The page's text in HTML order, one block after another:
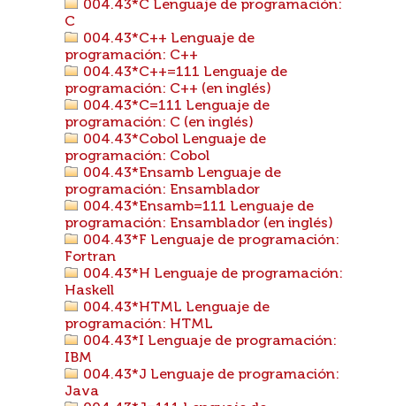
004.43*C Lenguaje de programación:
C
004.43*C++ Lenguaje de
programación: C++
004.43*C++=111 Lenguaje de
programación: C++ (en inglés)
004.43*C=111 Lenguaje de
programación: C (en inglés)
004.43*Cobol Lenguaje de
programación: Cobol
004.43*Ensamb Lenguaje de
programación: Ensamblador
004.43*Ensamb=111 Lenguaje de
programación: Ensamblador (en inglés)
004.43*F Lenguaje de programación:
Fortran
004.43*H Lenguaje de programación:
Haskell
004.43*HTML Lenguaje de
programación: HTML
004.43*I Lenguaje de programación:
IBM
004.43*J Lenguaje de programación:
Java